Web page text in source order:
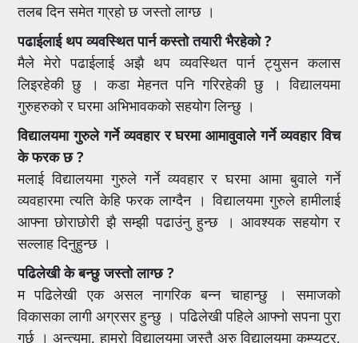
तलब दिन समेत गा्रहो छ जस्तो लाग्छ ।
पढाईलाई थप व्यवस्थित पार्न कस्तो तयारी भैरहेको ?
मैले मेरो पढाईलाई अझै थप व्यवस्थित पार्न ट्युसन कलास
लिइरहेकी छु । कडा मेहनत पनि गरिरहेकी छु । विद्यालयमा
गुरुहरुको र घरमा अभिभावकको सहयोग लिन्छु ।
विद्यालयमा गुरुले गर्ने व्यवहार र घरमा आमावुवाले गर्ने व्यवहार विच
के फरक छ ?
मलाई विद्यालयमा गुरुले गर्ने व्यवहार र घरमा आमा बुवाले गर्ने
व्यवहारमा त्यति केहि फरक लाग्दैन । विद्यालयमा गुरुले हामीलाई
आफ्ना छोराछोरी झै सम्झी पढाउंनु हुन्छ । आवश्यक सहयोग र
सल्लाह दिनुहुन्छ ।
पढिलेखी के बन्छु जस्तो लाग्छ ?
म पढिलेखी एक असल नागरिक बन्न चाहान्छु । समाजको
विकासका लागी अग्रसर हुन्छु । पढिलेखी पहिले आफ्नो सपना पुरा
गर्छु । अन्त्यमा, हाम्रो विद्यालयमा जस्तै अरु विद्यालयमा कम्प्युटर,